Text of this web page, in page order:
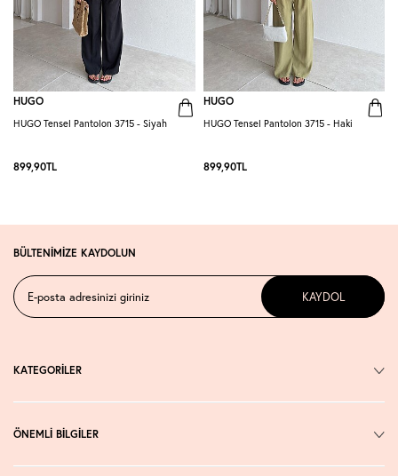
HUGO
HUGO Tensel Pantolon 3715 - Siyah
899,90TL
HUGO
HUGO Tensel Pantolon 3715 - Haki
899,90TL
BÜLTENİMİZE KAYDOLUN
KAYDOL
KATEGORİLER
ÖNEMLİ BİLGİLER